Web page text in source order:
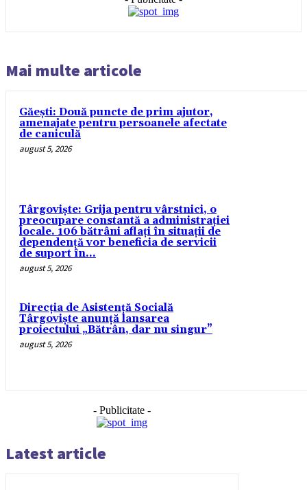
Mai multe articole
Găești: Două puncte de prim ajutor,
amenajate pentru persoanele afectate
de caniculă
august 5, 2026
Târgoviște: Grija pentru vârstnici, o
preocupare constantă a administrației
locale. 106 bătrâni aflați în situații de
dependență vor beneficia de servicii
de suport în...
august 5, 2026
Direcția de Asistență Socială
Târgoviște anunță lansarea
proiectului „Bătrân, dar nu singur”
august 5, 2026
- Publicitate -
Latest article